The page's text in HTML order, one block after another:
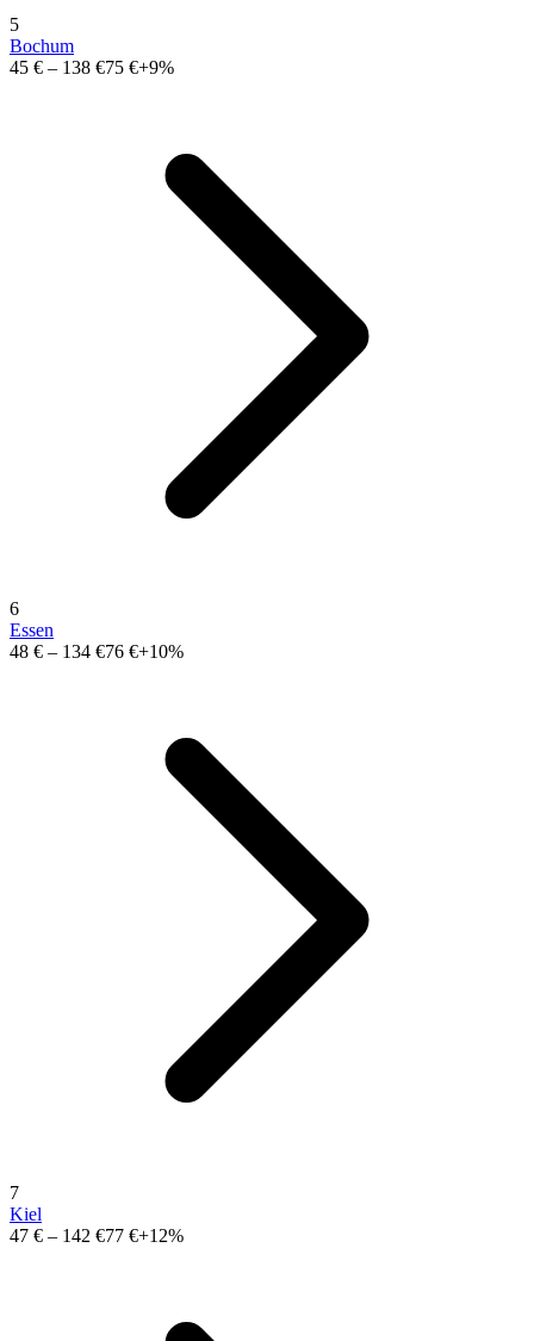
5
Bochum
45 € – 138 €75 €+9%
6
Essen
48 € – 134 €76 €+10%
7
Kiel
47 € – 142 €77 €+12%